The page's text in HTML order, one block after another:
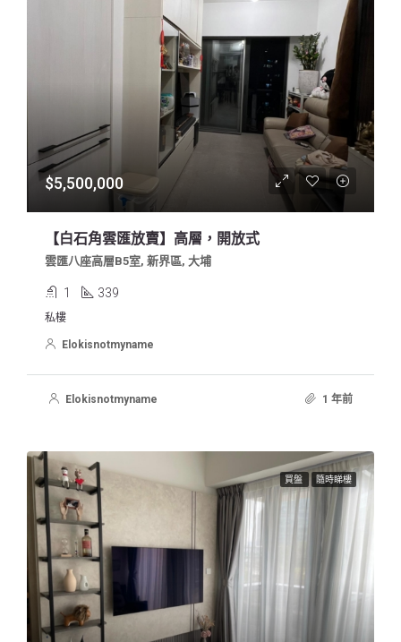
$5,500,000
【白石角雲匯放賣】高層，開放式
雲匯八座高層B5室, 新界區, 大埔
1 339
私樓
Elokisnotmyname
Elokisnotmyname 1 年前
買盤 隨時睇樓